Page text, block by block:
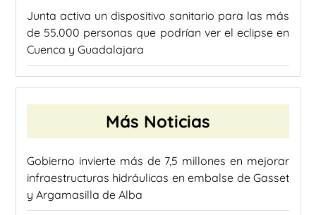
Junta activa un dispositivo sanitario para las más
de 55.000 personas que podrían ver el eclipse en
Cuenca y Guadalajara
Más Noticias
Gobierno invierte más de 7,5 millones en mejorar
infraestructuras hidráulicas en embalse de Gasset
y Argamasilla de Alba